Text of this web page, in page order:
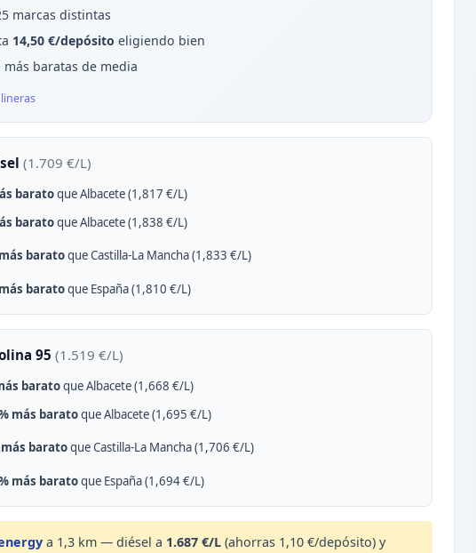
marcas distintas
14,50 €/depósito eligiendo bien
más baratas de media
(1.709 €/L)
baratoque Albacete (1,817 €/L)
baratoque Albacete (1,838 €/L)
baratoque Castilla-La Mancha (1,833 €/L)
baratoque España (1,810 €/L)
95 (1.519 €/L)
baratoque Albacete (1,668 €/L)
más baratoque Albacete (1,695 €/L)
más baratoque Castilla-La Mancha (1,706 €/L)
más baratoque España (1,694 €/L)
a 1,3 km — diésel a 1.687 €/L (ahorras 1,10 €/depósito) y